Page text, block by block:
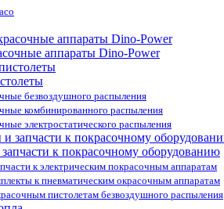
аппараты Dino-Power
безвоздушного распыления
комбинированного распыления
электростатического распыления
к покрасочному оборудованию
к электрическим покрасочным аппаратам
к пневматическим окрасочным аппаратам
пистолетам безвоздушного распыления